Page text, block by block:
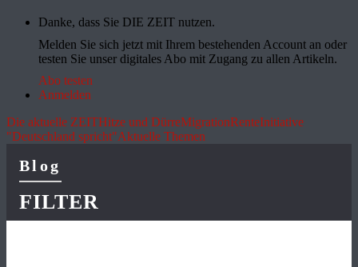
Danke, dass Sie DIE ZEIT nutzen.
Melden Sie sich jetzt mit Ihrem bestehenden Account an oder
testen Sie unser digitales Abo mit Zugang zu allen Artikeln.
Abo testen
Anmelden
Die aktuelle ZEITHitze und DürreMigrationRenteInitiative
"Deutschland spricht"Aktuelle Themen
Blog
FILTER